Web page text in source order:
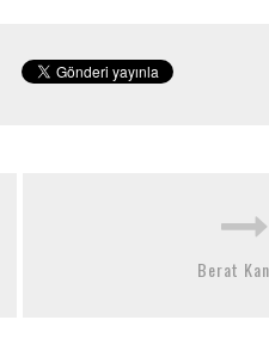
Berat